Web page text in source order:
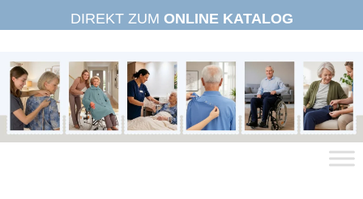
Inhalt
DIREKT ZUM ONLINE KATALOG